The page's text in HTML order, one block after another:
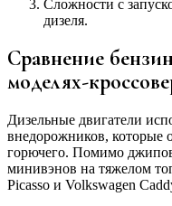
Сложности с
дизеля.
Сравнение
моделях-
Дизельные двигатели
внедорожников, которые
горючего. Помимо
минивэнов на тяжелом
Picasso и Volkswagen